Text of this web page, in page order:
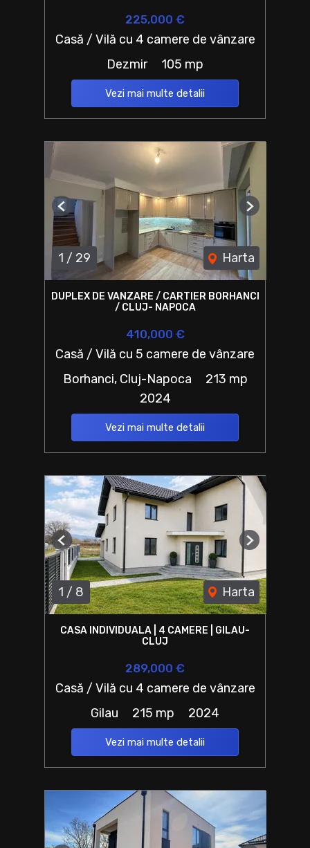
225,000 €
Casă / Vilă cu 4 camere de vânzare
Dezmir
105 mp
Vezi mai multe detalii
1 / 29 Harta
Previous Next
DUPLEX DE VANZARE / CARTIER BORHANCI
/ CLUJ- NAPOCA
410,000 €
Casă / Vilă cu 5 camere de vânzare
Borhanci, Cluj-Napoca
213 mp
2024
Vezi mai multe detalii
1 / 8 Harta
Previous Next
CASA INDIVIDUALA | 4 CAMERE | GILAU-
CLUJ
289,000 €
Casă / Vilă cu 4 camere de vânzare
Gilau
215 mp 2024
Vezi mai multe detalii